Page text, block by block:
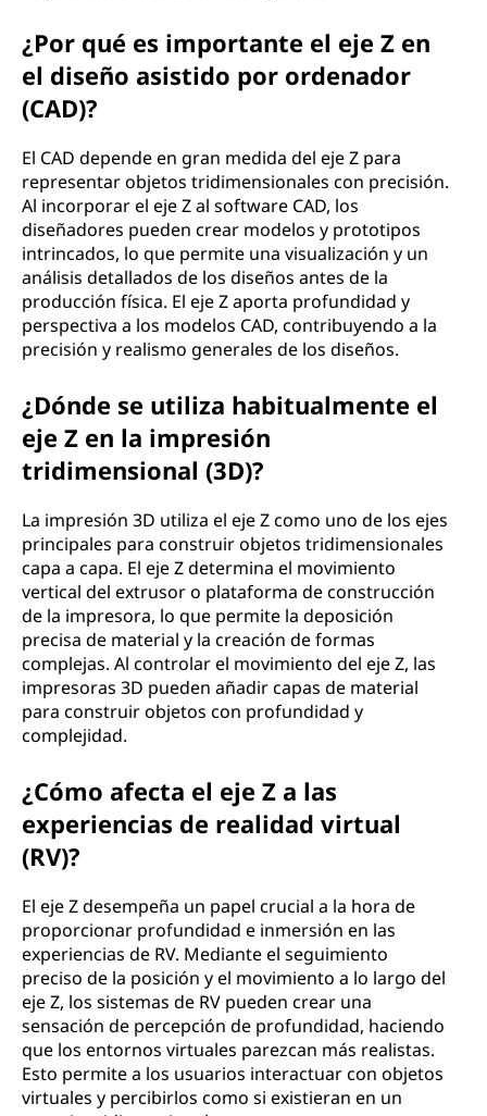
¿Por qué es importante el eje Z en
el diseño asistido por ordenador
(CAD)?
El CAD depende en gran medida del eje Z para
representar objetos tridimensionales con precisión.
Al incorporar el eje Z al software CAD, los
diseñadores pueden crear modelos y prototipos
intrincados, lo que permite una visualización y un
análisis detallados de los diseños antes de la
producción física. El eje Z aporta profundidad y
perspectiva a los modelos CAD, contribuyendo a la
precisión y realismo generales de los diseños.
¿Dónde se utiliza habitualmente el
eje Z en la impresión
tridimensional (3D)?
La impresión 3D utiliza el eje Z como uno de los ejes
principales para construir objetos tridimensionales
capa a capa. El eje Z determina el movimiento
vertical del extrusor o plataforma de construcción
de la impresora, lo que permite la deposición
precisa de material y la creación de formas
complejas. Al controlar el movimiento del eje Z, las
impresoras 3D pueden añadir capas de material
para construir objetos con profundidad y
complejidad.
¿Cómo afecta el eje Z a las
experiencias de realidad virtual
(RV)?
El eje Z desempeña un papel crucial a la hora de
proporcionar profundidad e inmersión en las
experiencias de RV. Mediante el seguimiento
preciso de la posición y el movimiento a lo largo del
eje Z, los sistemas de RV pueden crear una
sensación de percepción de profundidad, haciendo
que los entornos virtuales parezcan más realistas.
Esto permite a los usuarios interactuar con objetos
virtuales y percibirlos como si existieran en un